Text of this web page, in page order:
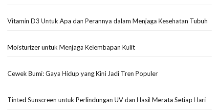
Vitamin D3 Untuk Apa dan Perannya dalam Menjaga Kesehatan Tubuh
Moisturizer untuk Menjaga Kelembapan Kulit
Cewek Bumi: Gaya Hidup yang Kini Jadi Tren Populer
Tinted Sunscreen untuk Perlindungan UV dan Hasil Merata Setiap Hari